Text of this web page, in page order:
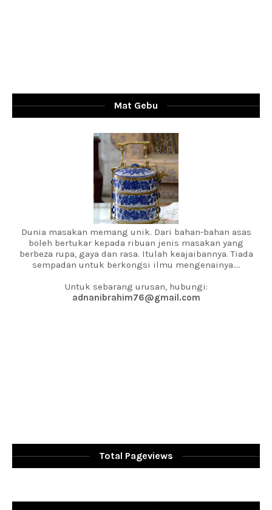
Mat Gebu
Dunia masakan memang unik. Dari bahan-bahan asas
boleh bertukar kepada ribuan jenis masakan yang
berbeza rupa, gaya dan rasa. Itulah keajaibannya. Tiada
sempadan untuk berkongsi ilmu mengenainya....
Untuk sebarang urusan, hubungi:
adnanibrahim76@gmail.com
Total Pageviews